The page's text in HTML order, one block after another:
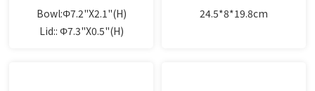
Bowl:Φ7.2"X2.1"(H)
Lid:: Φ7.3"X0.5"(H)
24.5*8*19.8cm